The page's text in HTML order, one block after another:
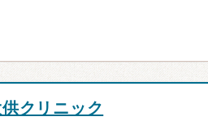
クリニック